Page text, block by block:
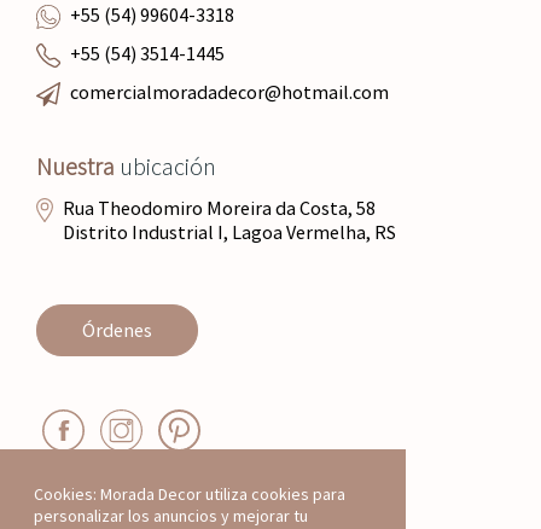
Cookies: Morada Decor utiliza cookies para
personalizar los anuncios y mejorar tu
+55 (54) 99604-3318
+55 (54) 3514-1445
comercialmoradadecor@hotmail.com
Nuestra ubicación
Rua Theodomiro Moreira da Costa, 58
Distrito Industrial I, Lagoa Vermelha, RS
Órdenes